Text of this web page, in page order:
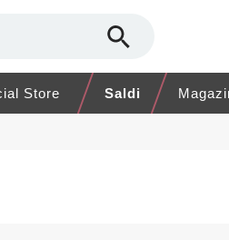
Store Saldi